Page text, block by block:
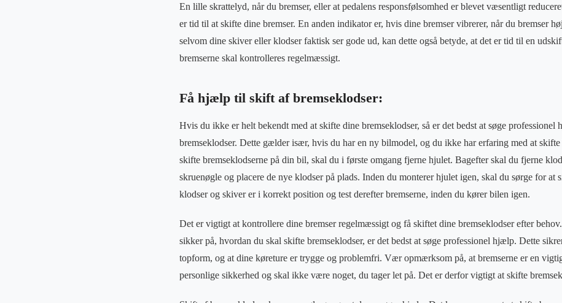
En lille skrattelyd, når du bremser, eller at pedalens responsfølsomhed er blevet væsentligt
er tid til at skifte dine bremser. En anden indikator er, hvis dine bremser vibrerer, når du bremser
selvom dine skiver eller klodser faktisk ser gode ud, kan dette også betyde, at det er tid til en
bremserne skal kontrolleres regelmæssigt.
Få hjælp til skift af bremseklodser:
Hvis du ikke er helt bekendt med at skifte dine bremseklodser, så er det bedst at søge
bremseklodser. Dette gælder især, hvis du har en ny bilmodel, og du ikke har erfaring med at skifte
skifte bremseklodserne på din bil, skal du i første omgang fjerne hjulet. Bagefter skal du fjerne
skruenøgle og placere de nye klodser på plads. Inden du monterer hjulet igen, skal du sørge for at
klodser og skiver er i korrekt position og test derefter bremserne, inden du kører bilen igen.
Det er vigtigt at kontrollere dine bremser regelmæssigt og få skiftet dine bremseklodser efter
sikker på, hvordan du skal skifte bremseklodser, er det bedst at søge professionel hjælp. Dette
topform, og at dine køreture er trygge og problemfri. Vær opmærksom på, at bremserne er en
personlige sikkerhed og skal ikke være noget, du tager let på. Det er derfor vigtigt at skifte